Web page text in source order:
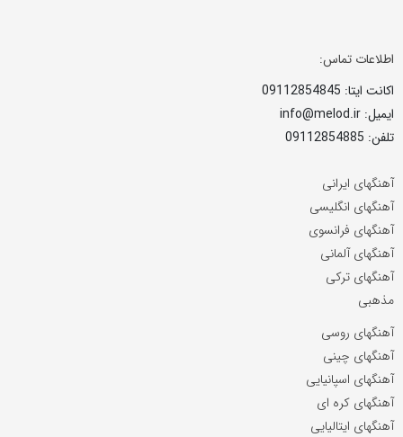
اطلاعات تماس:
اکانت ایتا: 09112854845
ایمیل: info@melod.ir
تلفن: 09112854885
آهنگهای ایرانی
آهنگهای انگلیسی
آهنگهای فرانسوی
آهنگهای آلمانی
آهنگهای ترکی
مذهبی
آهنگهای روسی
آهنگهای چینی
آهنگهای اسپانیایی
آهنگهای کره ای
آهنگهای ایتالیایی